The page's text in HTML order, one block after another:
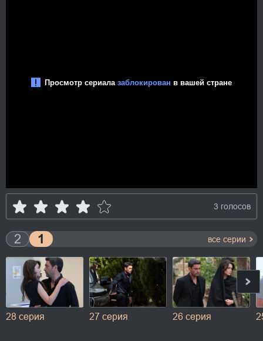
3 голосов
2 1 все серии
27 серия 26 серия 25 серия